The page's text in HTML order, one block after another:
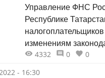
Управление ФНС
Республике
изменениям
налогу на доходы
4332 0
0
- 16:30